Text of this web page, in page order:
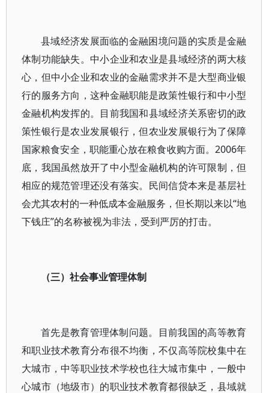
县域经济发展面临的金融困境问题的实质是金融
体制功能缺失。中小企业和农业是县域经济的两大核
心，但中小企业和农业的金融需求并不是大型商业银
行的服务方向，这种金融职能是政策性银行和中小型
金融机构发挥的。目前我国和县域经济关系密切的政
策性银行是农业发展银行，但农业发展银行为了保障
国家粮食安全，职能重心放在粮食收购方面。2006年
底，我国虽然放开了中小型金融机构的许可限制，但
相应的规范管理还没有落实。民间信贷本来是基层社
会尤其农村的一种低成本金融服务，但长期以来以“地
下钱庄”的名称被视为非法，受到严厉的打击。
（三）社会事业管理体制
首先是教育管理体制问题。目前我国的高等教育
和职业技术教育分布很不均衡，不仅高等院校集中在
大城市，中等职业技术学校也往大城市集中，一般中
心城市（地级市）的职业技术教育都很缺乏，县域就